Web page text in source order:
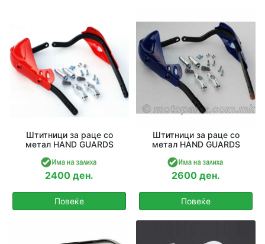
Штитници за раце со
метал HAND GUARDS
2400 ден.
Повеќе
Штитници за раце со
метал HAND GUARDS
2600 ден.
Повеќе